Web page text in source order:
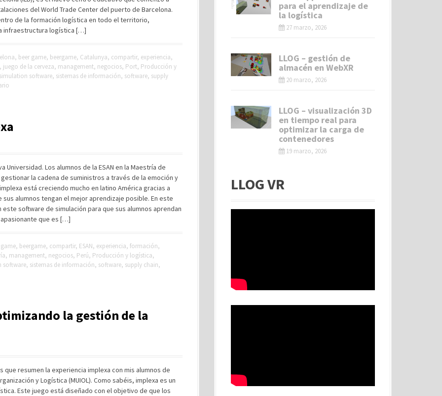
del World Trade Center del puerto de Barcelona.
de la formación logística en todo el territorio,
infraestructura logística […]
, beer game, beergame, Catalunya, compartir, experiencia,
, juego de la cerveza, management, negocios, Port, Producción y
simulation software, sistemas de información, software, supply
Universidad. Los alumnos de la ESAN en la Maestría de
la cadena de suministros a través de la emoción y
está creciendo mucho en latino América gracias a
alumnos tengan el mejor aprendizaje posible. En este
software de simulación para que sus alumnos aprendan
que es […]
, beergame, compartir, ESAN, experiencia, formación,
, management, negocios, Perú, Producción y logística,
software, sistemas de información, software, supply chain,
la gestión de la
resumen la experiencia implexa con mis alumnos de
y Logística (MUIOL). Como sabéis, implexa es un
Este juego está diseñado con el objetivo de que los
para el aprendizaje de
la logística
27 marzo, 2026
LLOG – gestión de
almacén en WebXR
20 marzo, 2026
LLOG – visualización 3D
en tiempo real para
optimizar la carga de
contenedores
19 marzo, 2026
LLOG VR